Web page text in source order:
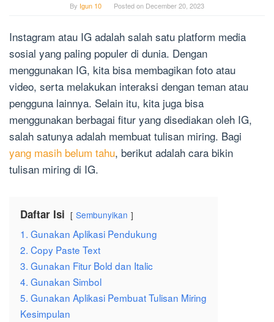
By Igun 10 Posted on December 20, 2023
Instagram atau IG adalah salah satu platform media
sosial yang paling populer di dunia. Dengan
menggunakan IG, kita bisa membagikan foto atau
video, serta melakukan interaksi dengan teman atau
pengguna lainnya. Selain itu, kita juga bisa
menggunakan berbagai fitur yang disediakan oleh IG,
salah satunya adalah membuat tulisan miring. Bagi
yang masih belum tahu, berikut adalah cara bikin
tulisan miring di IG.
Daftar Isi Sembunyikan
1. Gunakan Aplikasi Pendukung
2. Copy Paste Text
3. Gunakan Fitur Bold dan Italic
4. Gunakan Simbol
5. Gunakan Aplikasi Pembuat Tulisan Miring
Kesimpulan